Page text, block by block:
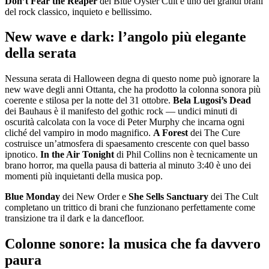
del rock classico, inquieto e bellissimo.
New wave e dark: l’angolo più elegante
della serata
Nessuna serata di Halloween degna di questo nome può ignorare la
new wave degli anni Ottanta, che ha prodotto la colonna sonora più
coerente e stilosa per la notte del 31 ottobre. Bela Lugosi’s Dead
dei Bauhaus è il manifesto del gothic rock — undici minuti di
oscurità calcolata con la voce di Peter Murphy che incarna ogni
cliché del vampiro in modo magnifico. A Forest dei The Cure
costruisce un’atmosfera di spaesamento crescente con quel basso
ipnotico. In the Air Tonight di Phil Collins non è tecnicamente un
brano horror, ma quella pausa di batteria al minuto 3:40 è uno dei
momenti più inquietanti della musica pop.
Blue Monday dei New Order e She Sells Sanctuary dei The Cult
completano un trittico di brani che funzionano perfettamente come
transizione tra il dark e la dancefloor.
Colonne sonore: la musica che fa davvero
paura